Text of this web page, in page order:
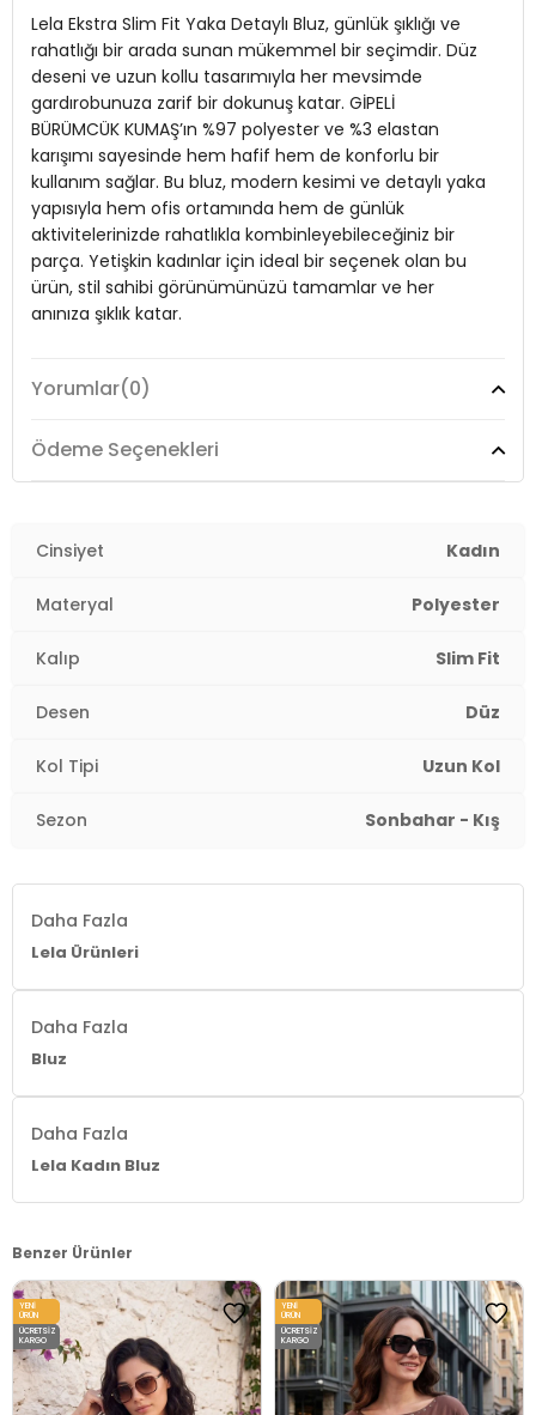
Desen:Düz
Mevsim: Mevsimlik
Materyal:GİPELİ BÜRÜMCÜK KUMAŞ %97 POLYESTER %3 ELESTAN
Kol Tipi:Uzun Kol
Yaş Grubu: Yetişkin
2DK5865583.07
Lela Ekstra Slim Fit Yaka Detaylı Bluz, günlük şıklığı ve
rahatlığı bir arada sunan mükemmel bir seçimdir. Düz
deseni ve uzun kollu tasarımıyla her mevsimde
gardırobunuza zarif bir dokunuş katar. GİPELİ
BÜRÜMCÜK KUMAŞ’ın %97 polyester ve %3 elastan
karışımı sayesinde hem hafif hem de konforlu bir
kullanım sağlar. Bu bluz, modern kesimi ve detaylı yaka
yapısıyla hem ofis ortamında hem de günlük
aktivitelerinizde rahatlıkla kombinleyebileceğiniz bir
parça. Yetişkin kadınlar için ideal bir seçenek olan bu
ürün, stil sahibi görünümünüzü tamamlar ve her
anınıza şıklık katar.
Model:Bluz
Giyim Tarzı:Günlük/Casual
Mevsim:
Materyal:
GİPELİ BÜRÜMCÜK KUMAŞ %97 POLYESTER %3
2DK5865583.07
Yorumlar(0)
Ödeme Seçenekleri
Cinsiyet Kadın
Materyal Polyester
Kalıp Slim Fit
Desen Düz
Kol Tipi Uzun Kol
Sezon Sonbahar - Kış
Daha Fazla
Lela Ürünleri
Daha Fazla
Bluz
Daha Fazla
Lela Kadın Bluz
Benzer Ürünler
YENI
ÜRÜN
ÜCRETSIZ
KARGO
YENI
ÜRÜN
ÜCRETSIZ
KARGO